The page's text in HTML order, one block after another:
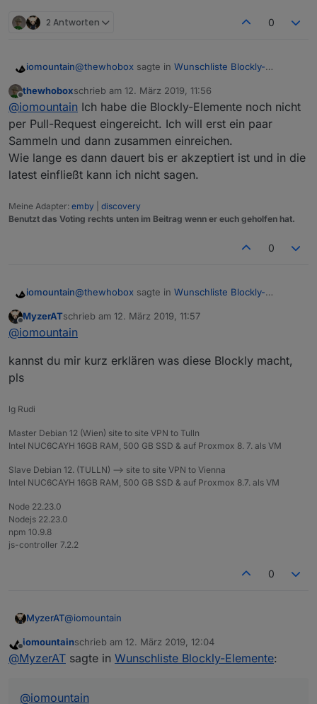
<block type="text"
        <value name="COMMON">
<block type="text"
<field name="TEXT">{ "role" :
          </block>
        </value>
        <next>
<block type="create"
            <field name="NAME">1.1.3</field>
            <value name="VALUE">
<field name="TEXT">true</
              </block>
            <value name="COMMON">
              </block>
            </value>
          </block>
        </next>
      </block>
    </next>
  </block>
2 Antworten 0
iomountain@thewhobox sagte in Wunschliste Blockly-
@iomountainSelector Blockly ist fertig :) (Gibt
alle IDs als Array zurück)
👍 👍 👍 👍 MEGA
funktioniert! Danke Dir!
Kann man schon sagen wann wird die Änderungen
in Serie gehen?
Für Anfänger wie mich: von Github über die Katze
installieren:
https://github.com/thewhobox/ioBroker.javascript
bei dem Adapter machen.
Offline
thewhoboxschrieb am 12. März 2019, 11:56
zuletzt editiert von
@iomountain Ich habe die Blockly-Elemente noch nicht
per Pull-Request eingereicht. Ich will erst ein paar
Sammeln und dann zusammen einreichen.
Wie lange es dann dauert bis er akzeptiert ist und in die
latest einfließt kann ich nicht sagen.
Meine Adapter: emby
discovery
Benutzt das Voting rechts unten im Beitrag wenn er euch geholfen hat.
0
iomountain@thewhobox sagte in Wunschliste Blockly-
👍 👍 👍 👍 MEGA
funktioniert! Danke Dir!
bei dem Adapter machen.
Offline
MyzerATschrieb am 12. März 2019, 11:57
zuletzt editiert von
@iomountain
kannst du mir kurz erklären was diese Blockly macht,
pls
lg Rudi
Master Debian 12 (Wien) site to site VPN to Tulln
Intel NUC6CAYH 16GB RAM, 500 GB SSD & auf Proxmox 8. 7. als VM
Slave Debian 12. (TULLN) --> site to site VPN to Vienna
Intel NUC6CAYH 16GB RAM, 500 GB SSD & auf Proxmox 8.7. als VM
Node 22.23.0
Nodejs 22.23.0
npm 10.9.8
js-controller 7.2.2
0
MyzerAT@iomountain
kannst du mir kurz erklären was diese Blockly macht,
pls
Offline
iomountainschrieb am 12. März 2019, 12:04
zuletzt editiert von
@MyzerAT sagte in Wunschliste Blockly-Elemente:
@iomountain